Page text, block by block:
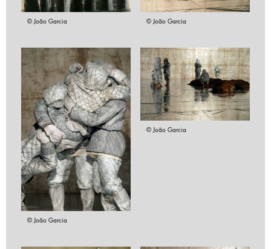
© João Garcia © João Garcia
© João Garcia
© João Garcia